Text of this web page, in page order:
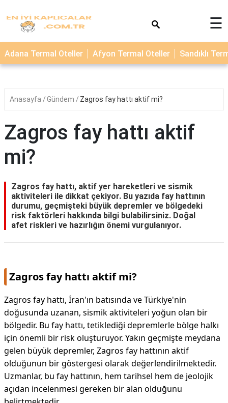
TERMAL
OTELLER
☰
Adana Termal Oteller Afyon Termal Oteller Sandıklı
Anasayfa Gündem Zagros fay hattı aktif mi?
Zagros fay hattı aktif
mi?
Zagros fay hattı, aktif yer hareketleri ve sismik
aktiviteleri ile dikkat çekiyor. Bu yazıda fay hattının
durumu, geçmişteki büyük depremler ve bölgedeki
risk faktörleri hakkında bilgi bulabilirsiniz. Doğal
afet riskleri ve hazırlığın önemi vurgulanıyor.
Zagros fay hattı aktif mi?
Zagros fay hattı, İran'ın batısında ve Türkiye'nin
doğusunda uzanan, sismik aktiviteleri yoğun olan bir
bölgedir. Bu fay hattı, tetiklediği depremlerle bölge halkı
için önemli bir risk oluşturuyor. Yakın geçmişte meydana
gelen büyük depremler, Zagros fay hattının aktif
olduğunun bir göstergesi olarak değerlendirilmektedir.
Uzmanlar, bu fay hattının, hem tarihsel hem de jeolojik
açıdan incelenmesi gereken bir alan olduğunu